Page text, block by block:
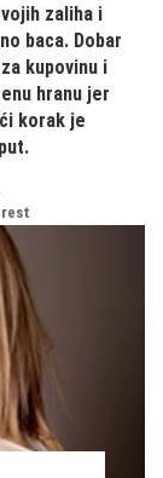
zaliha i
baca. Dobar
kupovinu i
hranu jer
korak je